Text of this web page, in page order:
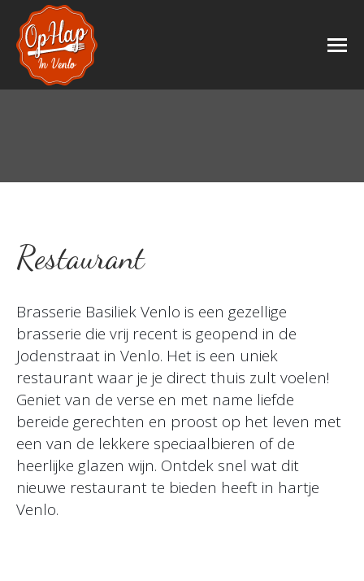
Restaurant
Brasserie Basiliek Venlo is een gezellige
brasserie die vrij recent is geopend in de
Jodenstraat in Venlo. Het is een uniek
restaurant waar je je direct thuis zult voelen!
Geniet van de verse en met name liefde
bereide gerechten en proost op het leven met
een van de lekkere speciaalbieren of de
heerlijke glazen wijn. Ontdek snel wat dit
nieuwe restaurant te bieden heeft in hartje
Venlo.